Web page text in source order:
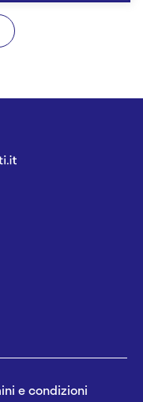
e condizioni